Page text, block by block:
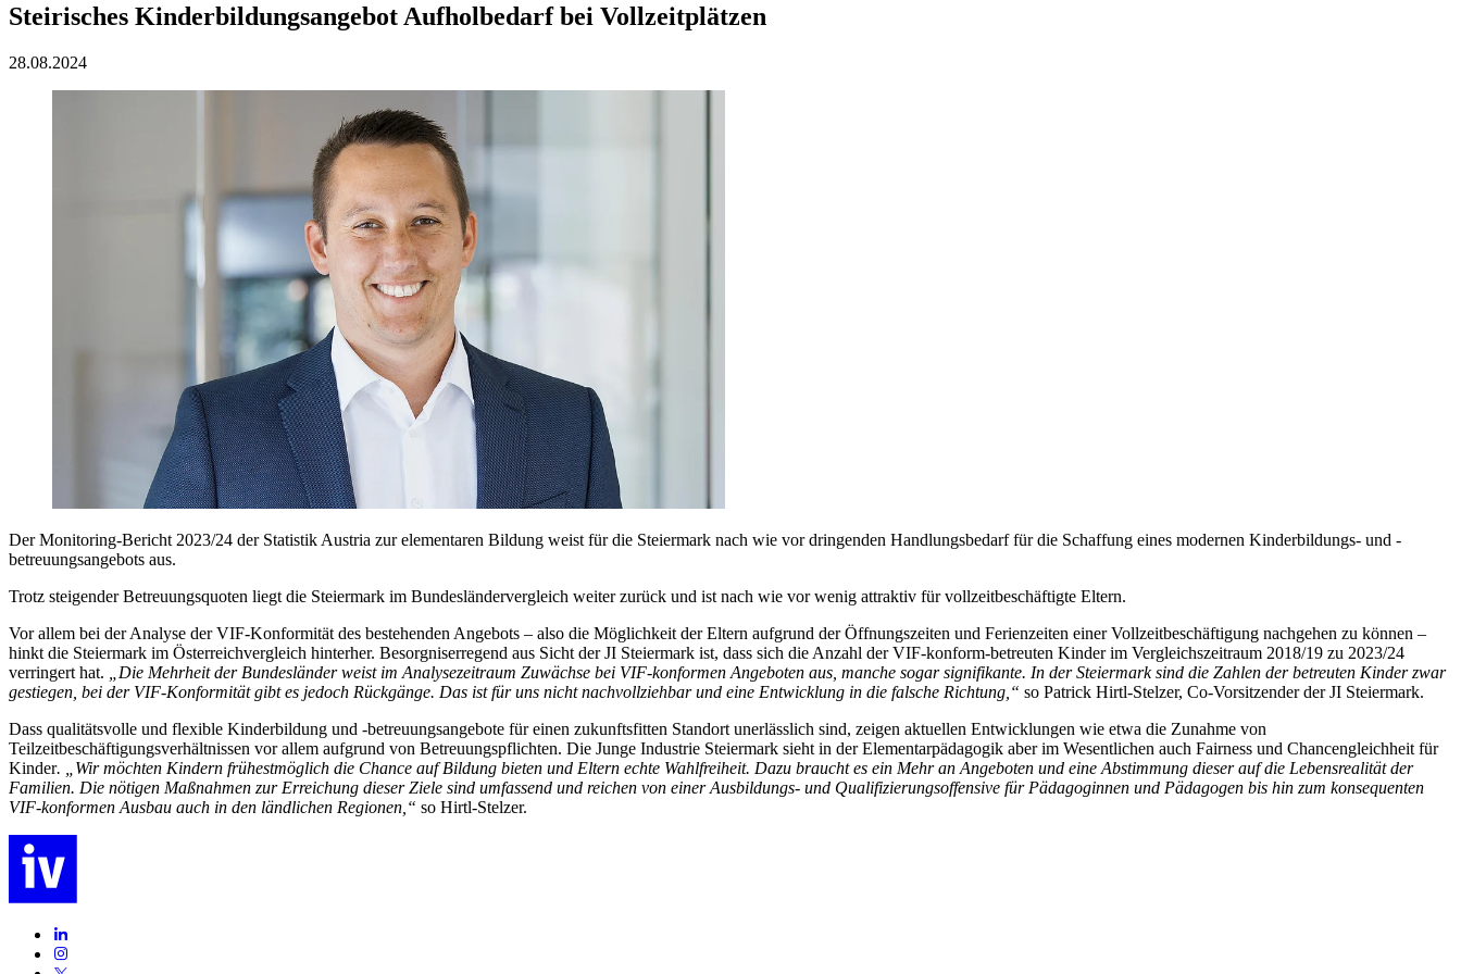
Steirisches Kinderbildungsangebot Aufholbedarf bei Vollzeitplätzen
28.08.2024
Der Monitoring-Bericht 2023/24 der Statistik Austria zur elementaren Bildung weist für die Steiermark nach wie vor dringenden Handlungsbedarf für die Schaffung eines modernen Kinderbildungs- und -
betreuungsangebots aus.
Trotz steigender Betreuungsquoten liegt die Steiermark im Bundesländervergleich weiter zurück und ist nach wie vor wenig attraktiv für vollzeitbeschäftigte Eltern.
Vor allem bei der Analyse der VIF-Konformität des bestehenden Angebots – also die Möglichkeit der Eltern aufgrund der Öffnungszeiten und Ferienzeiten einer Vollzeitbeschäftigung nachgehen zu können –
hinkt die Steiermark im Österreichvergleich hinterher. Besorgniserregend aus Sicht der JI Steiermark ist, dass sich die Anzahl der VIF-konform-betreuten Kinder im Vergleichszeitraum 2018/19 zu 2023/24
verringert hat.
„Die Mehrheit der Bundesländer weist im Analysezeitraum Zuwächse bei VIF-konformen Angeboten aus, manche sogar signifikante. In der Steiermark sind die Zahlen der betreuten Kinder zwar
gestiegen, bei der VIF-Konformität gibt es jedoch Rückgänge. Das ist für uns nicht nachvollziehbar und eine Entwicklung in die falsche Richtung,“ so Patrick Hirtl-Stelzer, Co-Vorsitzender der JI Steiermark.
Dass qualitätsvolle und flexible Kinderbildung und -betreuungsangebote für einen zukunftsfitten Standort unerlässlich sind, zeigen aktuellen Entwicklungen wie etwa die Zunahme von
Teilzeitbeschäftigungsverhältnissen vor allem aufgrund von Betreuungspflichten. Die Junge Industrie Steiermark sieht in der Elementarpädagogik aber im Wesentlichen auch Fairness und Chancengleichheit für
Kinder. „Wir möchten Kindern frühestmöglich die Chance auf Bildung bieten und Eltern echte Wahlfreiheit. Dazu braucht es ein Mehr an Angeboten und eine Abstimmung dieser auf die Lebensrealität der
Familien. Die nötigen Maßnahmen zur Erreichung dieser Ziele sind umfassend und reichen von einer Ausbildungs- und Qualifizierungsoffensive für Pädagoginnen und Pädagogen bis hin zum konsequenten
VIF-konformen Ausbau auch in den ländlichen Regionen,“ so Hirtl-Stelzer.